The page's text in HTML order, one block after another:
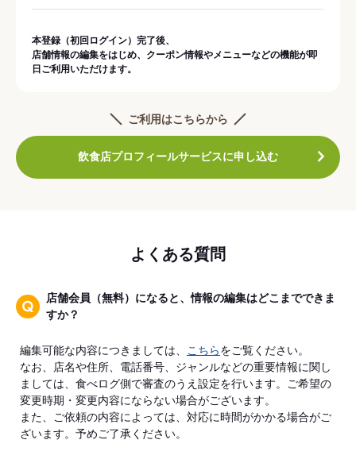
本登録（初回ログイン）完了後、
店舗情報の編集をはじめ、クーポン情報やメニューなどの機能が即
日ご利用いただけます。
ご利用はこちらから
飲食店プロフィールサービスに申し込む
よくある質問
店舗会員（無料）になると、情報の編集はどこまでできま
すか？
編集可能な内容につきましては、 こちらをご覧ください。
なお、店名や住所、電話番号、ジャンルなどの重要情報に関し
ましては、食べログ側で審査のうえ設定を行います。ご希望の
変更時期・変更内容にならない場合がございます。
また、ご依頼の内容によっては、対応に時間がかかる場合がご
ざいます。予めご了承ください。